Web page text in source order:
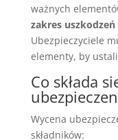
ważnych
zakres
Ubezpieczyciele
elementy, by
Co składa
Wycena
składników: